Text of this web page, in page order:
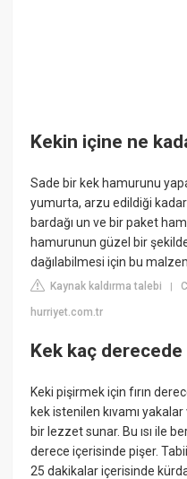
Kekin içine ne
Sade bir kek hamurunu
yumurta, arzu edildiği kadar
bardağı un ve bir paket
hamurunun güzel bir
dağılabilmesi için bu
Kaynak kaldırma talebi |
hurriyet.com.tr
Kek kaç derecede
Keki pişirmek için fırın
kek istenilen kıvamı
bir lezzet sunar. Bu ısı ile
derece içerisinde pişer.
25 dakikalar içerisinde